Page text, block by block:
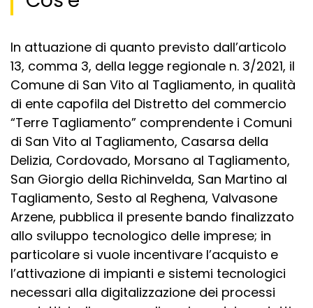
In attuazione di quanto previsto dall’articolo
13, comma 3, della legge regionale n. 3/2021, il
Comune di San Vito al Tagliamento, in qualità
di ente capofila del Distretto del commercio
“Terre Tagliamento” comprendente i Comuni
di San Vito al Tagliamento, Casarsa della
Delizia, Cordovado, Morsano al Tagliamento,
San Giorgio della Richinvelda, San Martino al
Tagliamento, Sesto al Reghena, Valvasone
Arzene, pubblica il presente bando finalizzato
allo sviluppo tecnologico delle imprese; in
particolare si vuole incentivare l’acquisto e
l’attivazione di impianti e sistemi tecnologici
necessari alla digitalizzazione dei processi